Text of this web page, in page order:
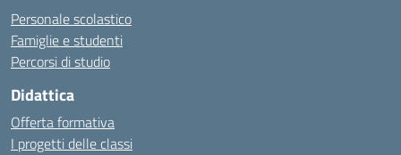
Personale scolastico
Famiglie e studenti
Percorsi di studio
Didattica
Offerta formativa
I progetti delle classi